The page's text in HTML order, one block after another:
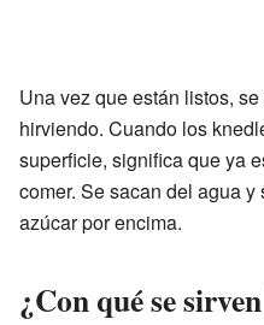
Una vez que están listos,
hirviendo. Cuando los
superficie, significa que ya
comer. Se sacan del agua
azúcar por encima.
¿Con qué se